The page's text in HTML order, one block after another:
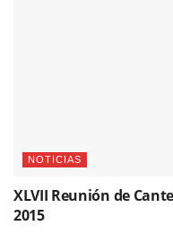
NOTICIAS
XLVII Reunión de
2015